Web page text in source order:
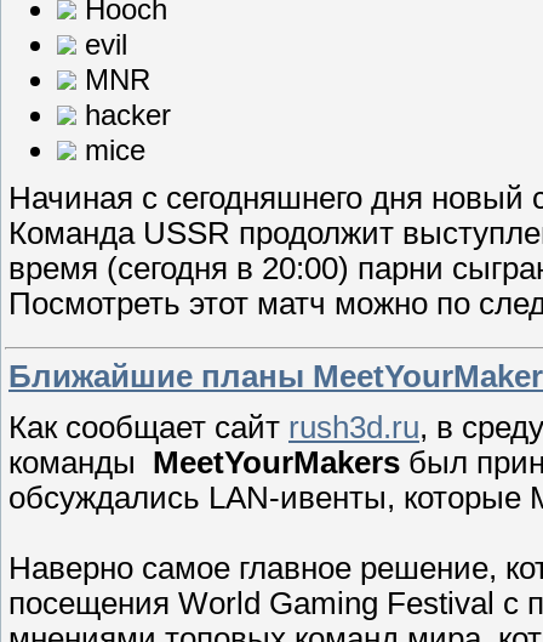
Hooch
evil
MNR
hacker
mice
Начиная с сегодняшнего дня новый
Команда USSR продолжит
время (сегодня в 20:00) парни
Посмотреть этот матч можно по
Ближайшие планы
Как сообщает сайт rush3d.ru, в
команды
MeetYourMakers был
обсуждались LAN-ивенты,
Наверно самое главное решение,
посещения World Gaming Festival с